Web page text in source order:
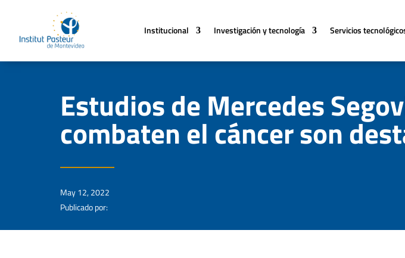
Institucional Investigación y tecnología Servicios
Estudios de Mercedes
combaten el cáncer son
May 12, 2022
Publicado por: